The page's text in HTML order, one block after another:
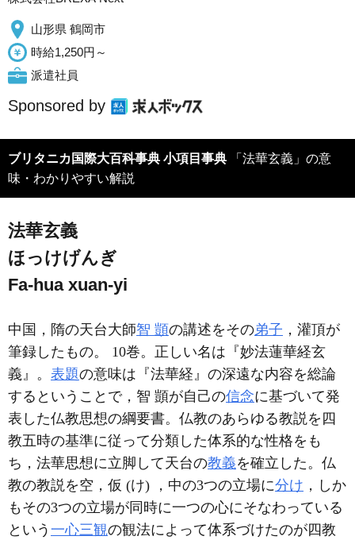
山形県 鶴岡市
時給1,250円～
派遣社員
Sponsored by
ブリタニカ国際大百科事典 小項目事典
味・わかりやすい解説
法華玄義
ほっけげんぎ
Fa-hua xuan-yi
中国，隋の天台大師智 顗の講述をその弟子 ，灌頂が
筆録したもの。 10巻。正しい名は『妙法蓮華経玄
義』。 表題の意味は『法華経』の深遠な内容を総論
するということで，智 顗が自己の信念に基づいて発
表した仏教思想の綱要書。仏教のあらゆる教説を四
教五時の基準に従って分類した体系的な性格をも
ち，法華思想に立脚して天台の教義を確立した。仏
教の教説を空，仮 (け) ，中の3つの立場に分け ，しか
もその3つの立場が同時に一つの心にそなわっている
という 一心三観の観法によって体系づけたのが四教